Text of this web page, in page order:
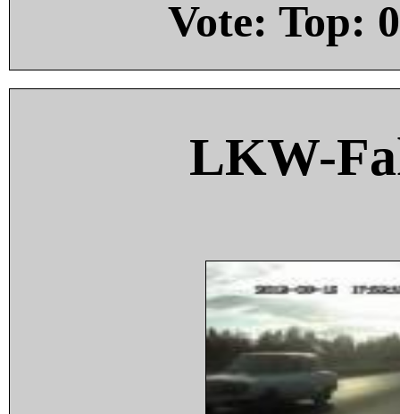
Vote: Top: 0
LKW-